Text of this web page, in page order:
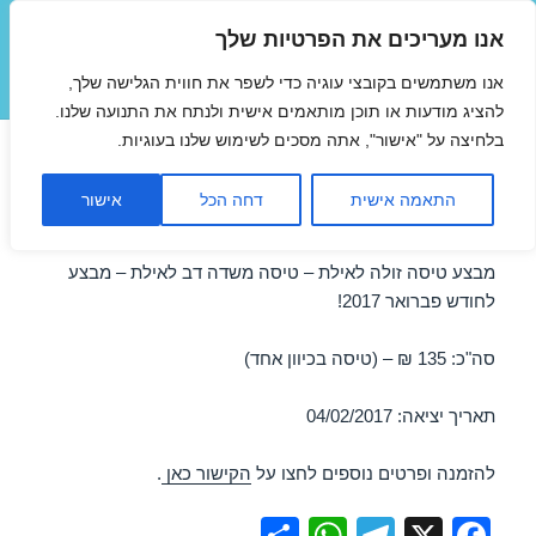
אנו מעריכים את הפרטיות שלך
אנו משתמשים בקובצי עוגיה כדי לשפר את חווית הגלישה שלך,
להציג מודעות או תוכן מותאמים אישית ולנתח את התנועה שלנו.
בלחיצה על "אישור", אתה מסכים לשימוש שלנו בעוגיות.
התאמה אישית דחה הכל אישור
תפריטים
ווידג'טים
טיסות זולות לאילת מתל אביב
04/02/2017
מבצע טיסה זולה לאילת – טיסה משדה דב לאילת – מבצע
לחודש פברואר 2017!
סה"כ: 135 ₪ – (טיסה בכיוון אחד)
תאריך יציאה: 04/02/2017
להזמנה ופרטים נוספים לחצו על הקישור כאן .